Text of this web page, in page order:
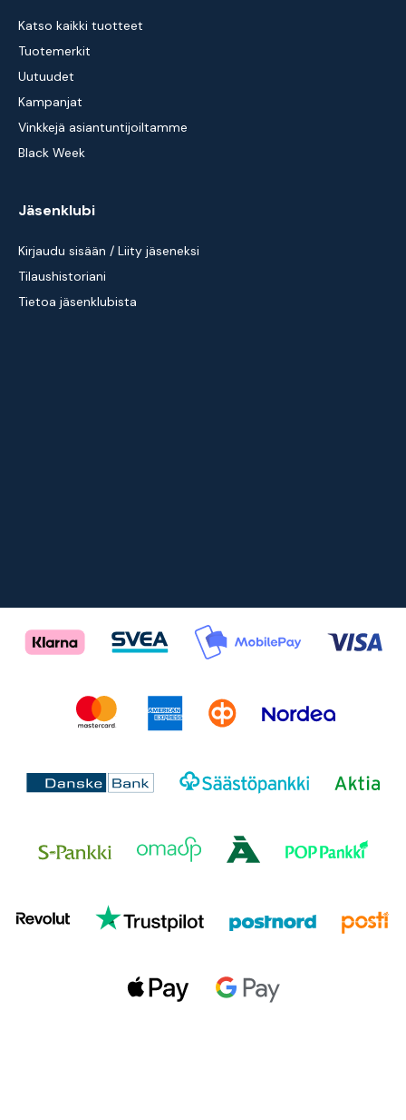
Katso kaikki tuotteet
Tuotemerkit
Uutuudet
Kampanjat
Vinkkejä asiantuntijoiltamme
Black Week
Jäsenklubi
Kirjaudu sisään / Liity jäseneksi
Tilaushistoriani
Tietoa jäsenklubista